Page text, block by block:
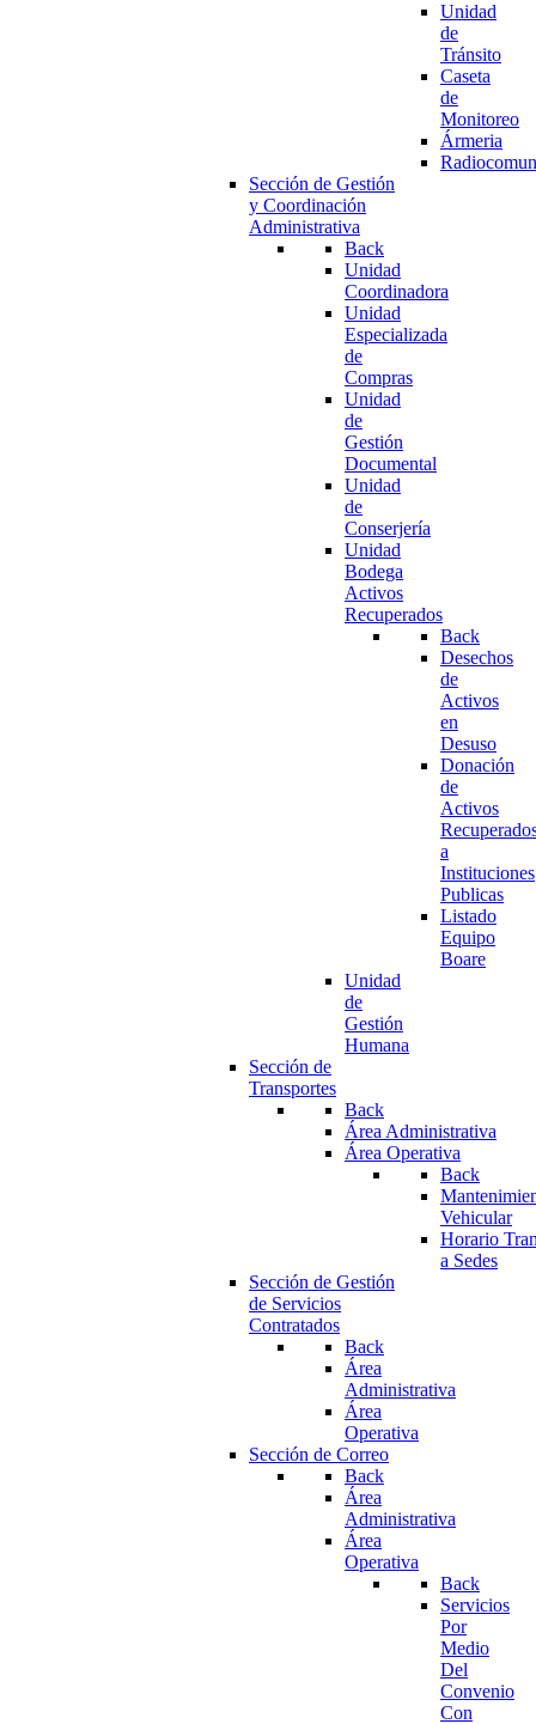
Unidad
de
Tránsito
Caseta
de
Monitoreo
Ármeria
Sección de Gestión
y Coordinación
Administrativa
Back
Unidad
Coordinadora
Unidad
Especializada
de
Compras
Unidad
de
Gestión
Documental
Unidad
de
Conserjería
Unidad
Bodega
Activos
Recuperados
Back
Desechos
de
Activos
en
Desuso
Donación
de
Activos
a
Instituciones
Publicas
Listado
Equipo
Boare
Unidad
de
Gestión
Humana
Sección de
Transportes
Back
Área Administrativa
Área Operativa
Back
Vehicular
Horario
a Sedes
Sección de Gestión
de Servicios
Contratados
Back
Área
Administrativa
Área
Operativa
Sección de Correo
Back
Área
Administrativa
Área
Operativa
Back
Servicios
Por
Medio
Del
Convenio
Con